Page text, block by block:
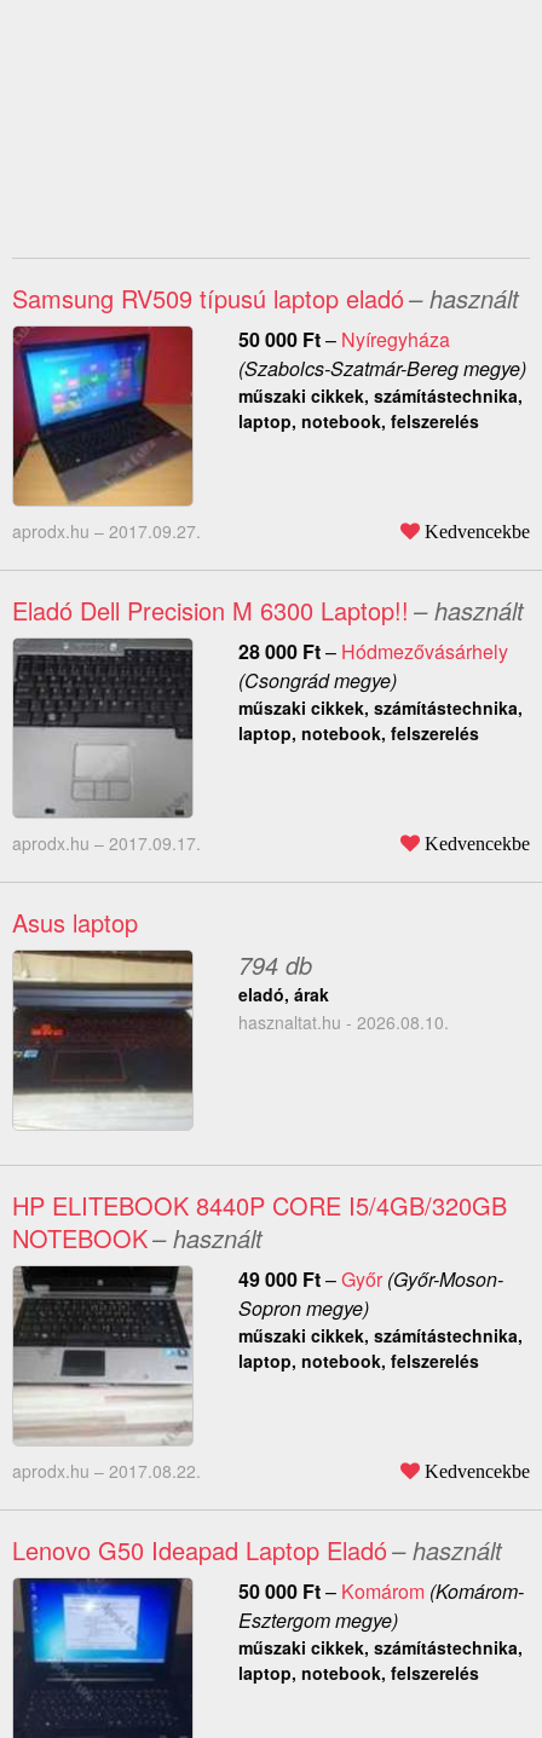
Samsung RV509 típusú laptop eladó– használt
50 000 Ft– Nyíregyháza
(Szabolcs-Szatmár-Bereg megye)
műszaki cikkek, számítástechnika,
laptop, notebook, felszerelés
aprodx.hu – 2017.09.27. Kedvencekbe
Eladó Dell Precision M 6300 Laptop!! – használt
28 000 Ft– Hódmezővásárhely
(Csongrád megye)
műszaki cikkek, számítástechnika,
laptop, notebook, felszerelés
aprodx.hu – 2017.09.17. Kedvencekbe
Asus laptop
794 db
eladó, árak
hasznaltat.hu - 2026.08.10.
HP ELITEBOOK 8440P CORE I5/4GB/320GB
NOTEBOOK– használt
49 000 Ft–Győr(Győr-Moson-
Sopron megye)
műszaki cikkek, számítástechnika,
laptop, notebook, felszerelés
aprodx.hu – 2017.08.22. Kedvencekbe
Lenovo G50 Ideapad Laptop Eladó– használt
50 000 Ft– Komárom(Komárom-
Esztergom megye)
műszaki cikkek, számítástechnika,
laptop, notebook, felszerelés